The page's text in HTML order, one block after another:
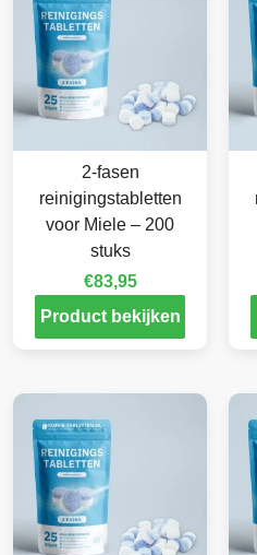
2-fasen
reinigingstabletten
voor Miele – 200
stuks
€83,95
Product bekijken